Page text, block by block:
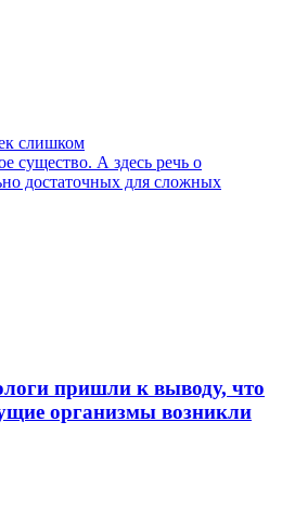
слишком
существо. А здесь речь о
достаточных для сложных
пришли к выводу, что
организмы возникли